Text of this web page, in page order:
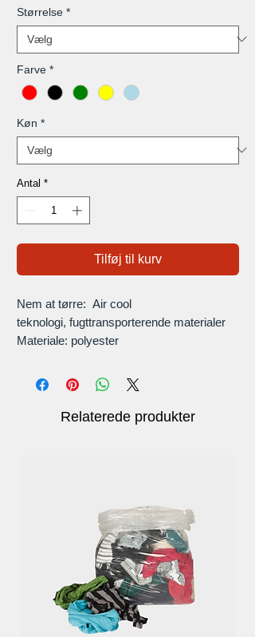
Størrelse *
Farve *
Køn *
Antal *
Tilføj til kurv
Nem at tørre: Air cool
teknologi, fugttransporterende materialer
Materiale: polyester
Relaterede produkter